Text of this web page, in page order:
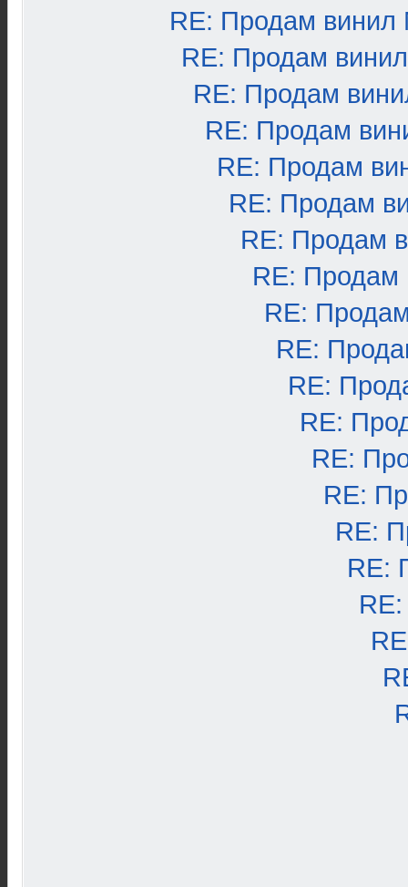
RE: Продам винил
RE: Продам
RE: Продам
RE: Продам
RE: Продам
RE: Продам
RE: Продам
RE: Продам
RE:
RE:
RE:
RE:
RE:
RE:
RE:
RE: